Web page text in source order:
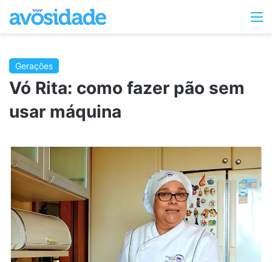
Switch
Gerações
Vó Rita: como fazer pão sem
usar máquina